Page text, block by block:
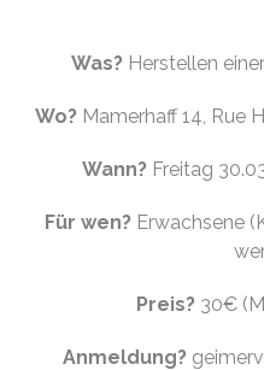
Was? Herstellen
Wo? Mamerhaff 14, Rue
Wann? Freitag
Für wen? Erwachsene
Preis? 30€
Anmeldung?